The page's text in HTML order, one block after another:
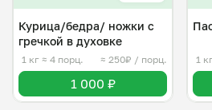
Курица/бедра/ ножки с
гречкой в духовке
1 кг ≈ 4 порц. ≈ 250₽ / порц.
1 000 ₽
1